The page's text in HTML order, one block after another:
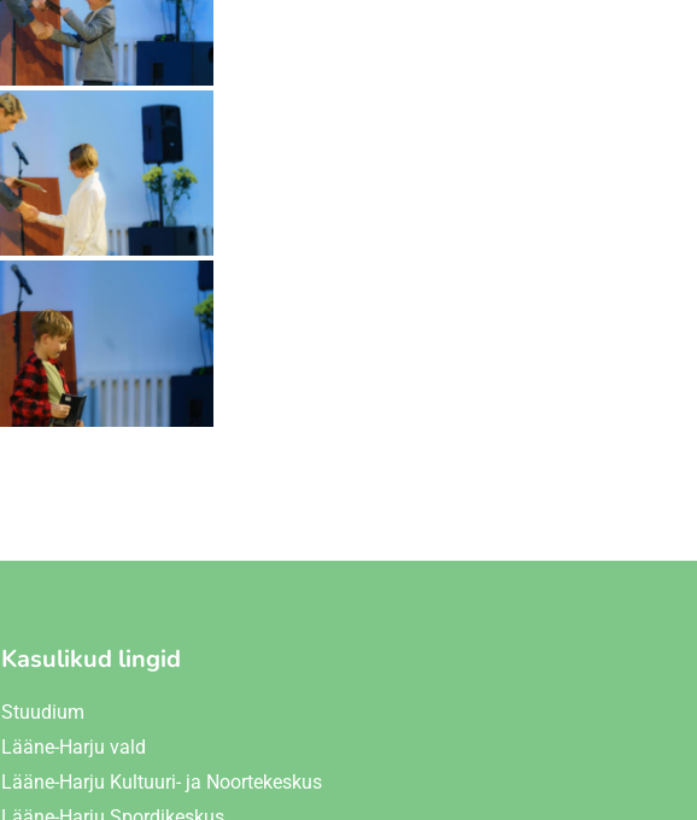
Kasulikud lingid
Stuudium
Lääne-Harju vald
Lääne-Harju Kultuuri- ja Noortekeskus